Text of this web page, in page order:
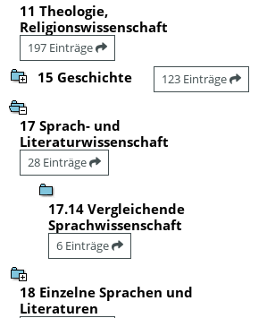
11 Theologie,
Religionswissenschaft
197 Einträge
15 Geschichte 123 Einträge
17 Sprach- und
Literaturwissenschaft
28 Einträge
17.14 Vergleichende
Sprachwissenschaft
6 Einträge
18 Einzelne Sprachen und
Literaturen